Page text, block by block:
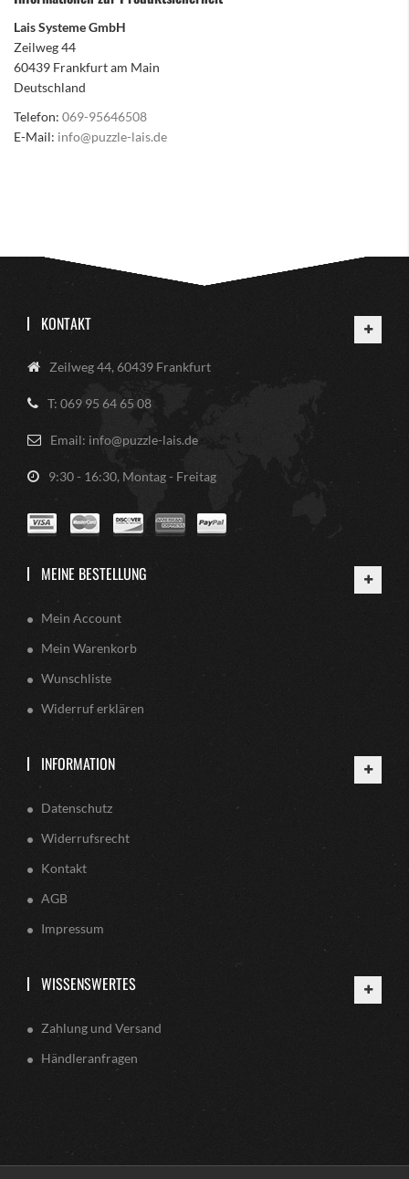
Lais Systeme GmbH
Zeilweg 44
60439 Frankfurt am Main
Deutschland
Telefon: 069-95646508
E-Mail: info@puzzle-lais.de
KONTAKT
Zeilweg 44, 60439 Frankfurt
T: 069 95 64 65 08
Email: info@puzzle-lais.de
9:30 - 16:30, Montag - Freitag
MEINE BESTELLUNG
Mein Account
Mein Warenkorb
Wunschliste
Widerruf erklären
INFORMATION
Datenschutz
Widerrufsrecht
Kontakt
AGB
Impressum
WISSENSWERTES
Zahlung und Versand
Händleranfragen